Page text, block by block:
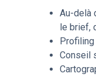
Au-delà
le brief,
Profiling
Conseil